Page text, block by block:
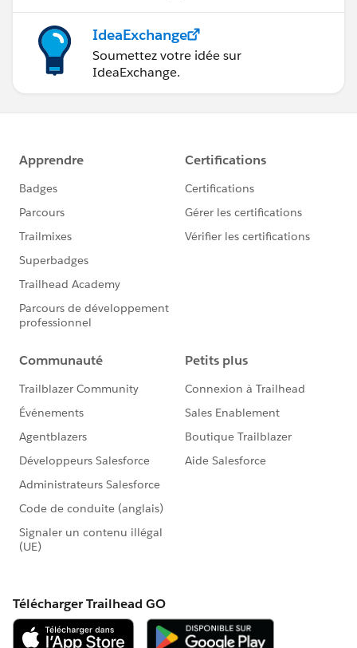
IdeaExchange
Soumettez votre idée sur
IdeaExchange.